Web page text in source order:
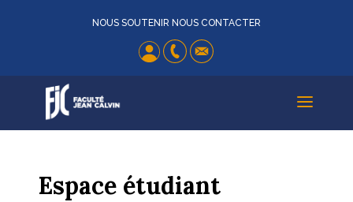
NOUS SOUTENIR NOUS CONTACTER
a
Espace étudiant